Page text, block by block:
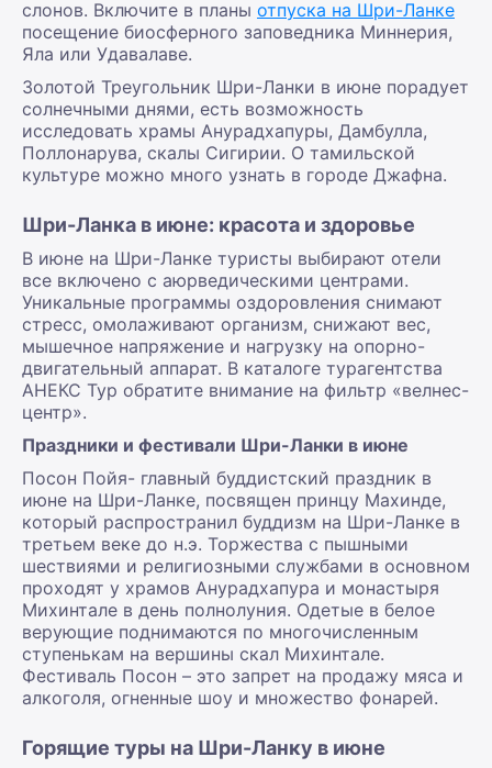
слонов. Включите в планы отпуска на Шри-Ланке
посещение биосферного заповедника Миннерия,
Яла или Удавалаве.
Золотой Треугольник Шри-Ланки в июне порадует
солнечными днями, есть возможность
исследовать храмы Анурадхапуры, Дамбулла,
Поллонарува, скалы Сигирии. О тамильской
культуре можно много узнать в городе Джафна.
Шри-Ланка в июне: красота и здоровье
В июне на Шри-Ланке туристы выбирают отели
все включено с аюрведическими центрами.
Уникальные программы оздоровления снимают
стресс, омолаживают организм, снижают вес,
мышечное напряжение и нагрузку на опорно-
двигательный аппарат. В каталоге турагентства
АНЕКС Тур обратите внимание на фильтр «велнес-
центр».
Праздники и фестивали Шри-Ланки в июне
Посон Пойя- главный буддистский праздник в
июне на Шри-Ланке, посвящен принцу Махинде,
который распространил буддизм на Шри-Ланке в
третьем веке до н.э. Торжества с пышными
шествиями и религиозными службами в основном
проходят у храмов Анурадхапура и монастыря
Михинтале в день полнолуния. Одетые в белое
верующие поднимаются по многочисленным
ступенькам на вершины скал Михинтале.
Фестиваль Посон – это запрет на продажу мяса и
алкоголя, огненные шоу и множество фонарей.
Горящие туры на Шри-Ланку в июне